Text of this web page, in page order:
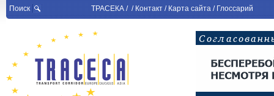
Поиск ТРАСЕКА/ /Контакт/Карта сайта/Глоссарий